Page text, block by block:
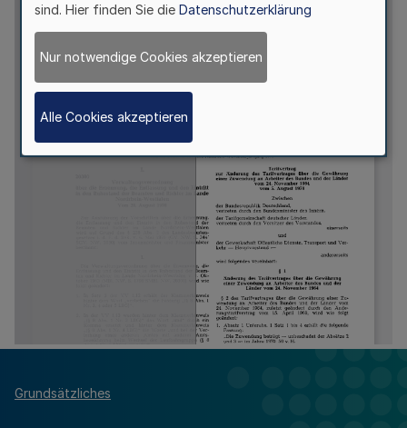
Grundsätzliches
sind. Hier finden Sie die Datenschutzerklärung
Nur notwendige Cookies akzeptieren
Alle Cookies akzeptieren